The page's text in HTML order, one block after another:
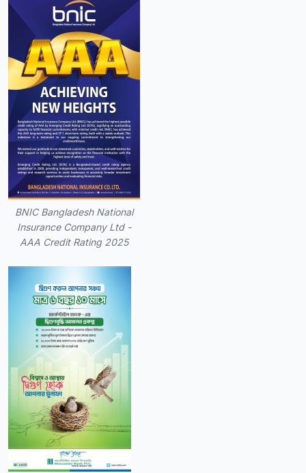
BNIC Bangladesh National
Insurance Company Ltd -
AAA Credit Rating 2025